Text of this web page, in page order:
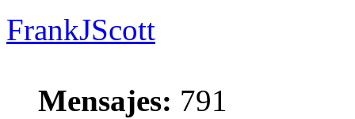
FrankJScott
Mensajes: 791